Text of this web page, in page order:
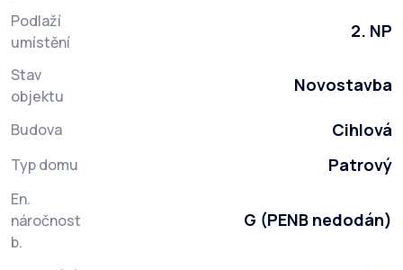
Podlaží
umístění
2. NP
Stav
objektu
Novostavba
Budova Cihlová
Typ domu Patrový
En.
náročnost
b.
G (PENB nedodán)